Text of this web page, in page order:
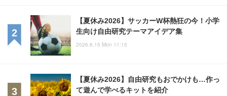
【夏休み2026】サッカーW杯熱狂の今！小学
生向け自由研究テーマアイデア集
2026.6.15 Mon 11:15
【夏休み2026】自由研究もおでかけも…作っ
て遊んで学べるキットを紹介